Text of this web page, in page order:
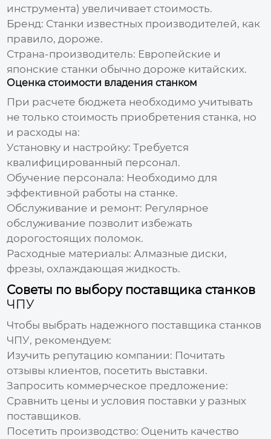
инструмента) увеличивает стоимость.
Бренд: Станки известных производителей, как
правило, дороже.
Страна-производитель: Европейские и
японские станки обычно дороже китайских.
Оценка стоимости владения станком
При расчете бюджета необходимо учитывать
не только стоимость приобретения станка, но
и расходы на:
Установку и настройку: Требуется
квалифицированный персонал.
Обучение персонала: Необходимо для
эффективной работы на станке.
Обслуживание и ремонт: Регулярное
обслуживание позволит избежать
дорогостоящих поломок.
Расходные материалы: Алмазные диски,
фрезы, охлаждающая жидкость.
Советы по выбору поставщика станков
ЧПУ
Чтобы выбрать надежного поставщика станков
ЧПУ, рекомендуем:
Изучить репутацию компании: Почитать
отзывы клиентов, посетить выставки.
Запросить коммерческое предложение:
Сравнить цены и условия поставки у разных
поставщиков.
Посетить производство: Оценить качество